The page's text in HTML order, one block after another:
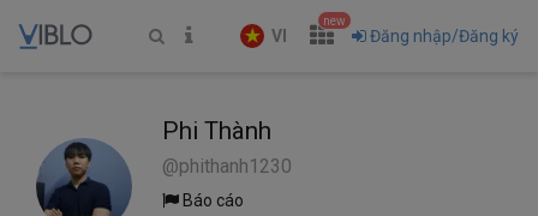
VI
new
Đăng nhập/Đăng ký
Phi Thành
@phithanh1230
Báo cáo